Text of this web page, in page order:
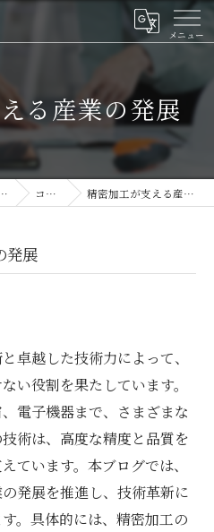
る産業の発展
式会社小貫金網製作所 コラム 精密加工が支える産業の発展
発展
卓越した技術力によって、
い役割を果たしています。
電子機器まで、さまざまな
術は、高度な精度と品質を
ています。本ブログでは、
発展を推進し、技術革新に
。具体的には、精密加工の